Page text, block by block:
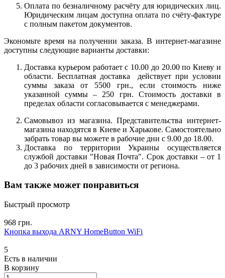
Оплата по безналичному расчёту для юридических лиц.
Юридическим лицам доступна оплата по счёту-фактуре
с полным пакетом документов.
Экономьте время на получении заказа. В интернет-магазине
доступны следующие варианты доставки:
Доставка курьером работает с 10.00 до 20.00 по Киеву и
области. Бесплатная доставка действует при условии
суммы заказа от 5500 грн., если стоимость ниже
указанной суммы – 250 грн. Стоимость доставки в
пределах области согласовывается с менеджерами.
Самовывоз из магазина. Представительства интернет-
магазина находятся в Киеве и Харькове. Самостоятельно
забрать товар вы можете в рабочие дни с 9.00 до 18.00.
Доставка по территории Украины осуществляется
службой доставки "Новая Почта". Срок доставки – от 1
до 3 рабочих дней в зависимости от региона.
Вам также может понравиться
Быстрый просмотр
968 грн.
Кнопка выхода ARNY HomeButton WiFi
5
Есть в наличии
В корзину